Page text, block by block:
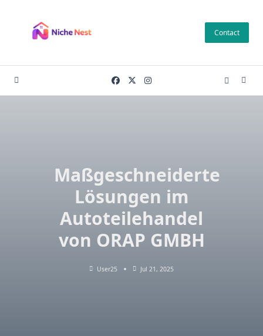
content
Contact
Maßgeschneiderte
Lösungen im
Autoteilehandel
von ORAP GMBH
User25 Jul 21, 2025